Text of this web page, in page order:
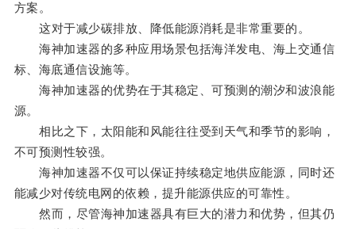
方案。
这对于减少碳排放、降低能源消耗是非常重要的。
海神加速器的多种应用场景包括海洋发电、海上交通信
标、海底通信设施等。
海神加速器的优势在于其稳定、可预测的潮汐和波浪能
源。
相比之下，太阳能和风能往往受到天气和季节的影响，
不可预测性较强。
海神加速器不仅可以保证持续稳定地供应能源，同时还
能减少对传统电网的依赖，提升能源供应的可靠性。
然而，尽管海神加速器具有巨大的潜力和优势，但其仍